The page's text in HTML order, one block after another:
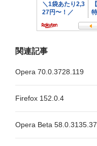
関連記事
Opera 70.0.3728.119
Firefox 152.0.4
Opera Beta 58.0.3135.37